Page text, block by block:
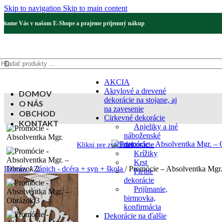
Skip to navigation Skip to main content
Vás v našom E-Shope a prajeme príjemný nákup
AKCIA
Akrylové a drevené
dekorácie na stojane, aj
na zavesenie
Cirkevné dekorácie
Anjeliky a iné
náboženské
dekorácie
Krížiky
Krst
Pietne
dekorácie
Prijímanie,
birmovka,
konfirmácia
Dekorácie na ďalšie
DOMOV
O NÁS
OBCHOD
KONTAKT
Klikni pre zväčšenie
Domov/ Zápich - dcéra + syn + škola / Promócie – Absolventka Mgr.